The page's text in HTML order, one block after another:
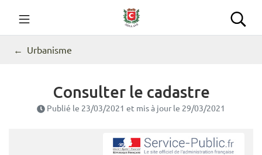
contenu
Commune de Seillans
Urbanisme
Consulter le cadastre
Publié le 23/03/2021 et mis à jour le 29/03/2021